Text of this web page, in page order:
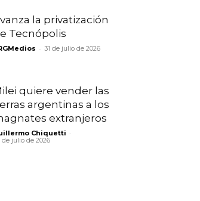
la privatización
Tecnópolis
- 31 de julio de 2026
quiere vender las
argentinas a los
extranjeros
Chiquetti -
de julio de 2026